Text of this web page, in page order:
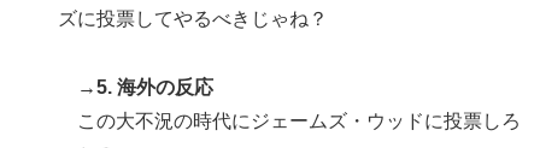
ズに投票してやるべきじゃね？
→5. 海外の反応
この大不況の時代にジェームズ・ウッドに投票しろ